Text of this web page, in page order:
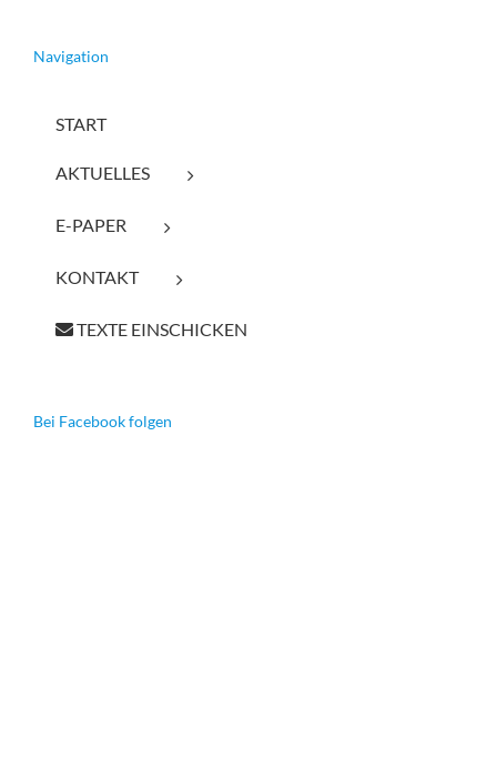
Navigation
START
AKTUELLES
E-PAPER
KONTAKT
TEXTE EINSCHICKEN
Bei Facebook folgen